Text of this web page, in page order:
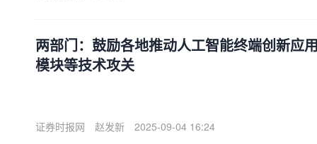
两部门：鼓励各地推动人工智能终端创新应
模块等技术攻关
证券时报网 赵发新 2025-09-04 16:24